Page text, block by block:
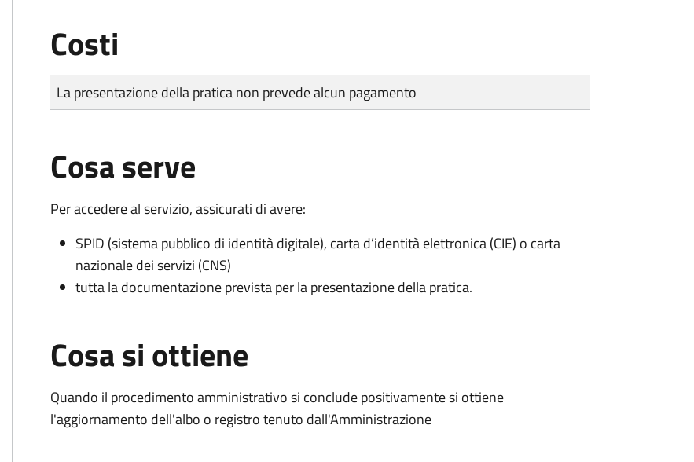
Costi
Tipo di pagamento
Importo
La presentazione della pratica non prevede alcun pagamento
Cosa serve
Per accedere al servizio, assicurati di avere:
SPID (sistema pubblico di identità digitale), carta d’identità elettronica (CIE) o carta
nazionale dei servizi (CNS)
tutta la documentazione prevista per la presentazione della pratica.
Cosa si ottiene
Quando il procedimento amministrativo si conclude positivamente si ottiene
l'aggiornamento dell'albo o registro tenuto dall'Amministrazione